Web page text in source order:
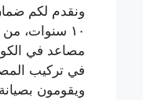
ونقدم لكم
١٠ سنوات،
مصاعد في
في تركيب
ويقومون